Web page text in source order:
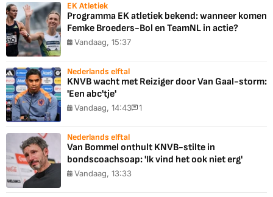
EK Atletiek
Programma EK atletiek bekend: wanneer komen
Femke Broeders-Bol en TeamNL in actie?
Vandaag, 15:37
Nederlands elftal
KNVB wacht met Reiziger door Van Gaal-storm:
'Een abc'tje'
Vandaag, 14:43 1
Nederlands elftal
Van Bommel onthult KNVB-stilte in
bondscoachsoap: 'Ik vind het ook niet erg'
Vandaag, 13:33